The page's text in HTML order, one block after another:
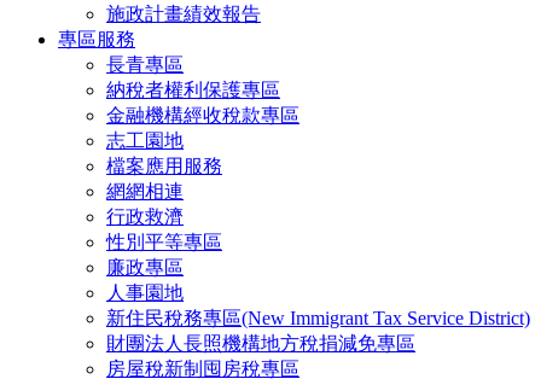
施政計畫績效報告
專區服務
長青專區
納稅者權利保護專區
金融機構經收稅款專區
志工園地
檔案應用服務
網網相連
行政救濟
性別平等專區
廉政專區
人事園地
新住民稅務專區(New Immigrant Tax Service District)
財團法人長照機構地方稅捐減免專區
房屋稅新制囤房稅專區